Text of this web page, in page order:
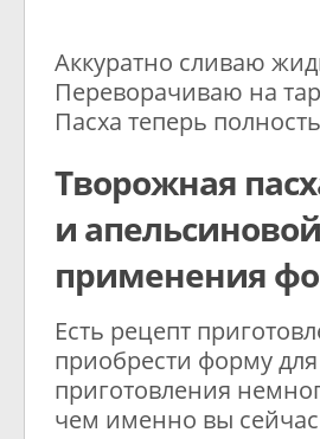
Аккуратно сливаю
Переворачиваю на
Пасха теперь
Творожная
и
применения
Есть рецепт
приобрести форму
приготовления
чем именно вы сейчас